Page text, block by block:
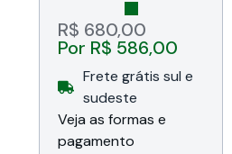
Modo leitura,
Flicker Safe, HDMI,
LG Switch, Black
Stabilizer, Dynamic
Action Sync,
Ajuste de
inclinação, Bivolt,
Garantia de 12
meses da LG do
R$ 680,00
Por R$ 586,00
Frete grátis sul e
sudeste
Veja as formas e
pagamento